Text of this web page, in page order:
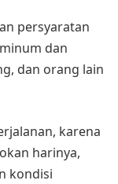
persyaratan
dan
dan orang lain
karena
harinya,
kondisi